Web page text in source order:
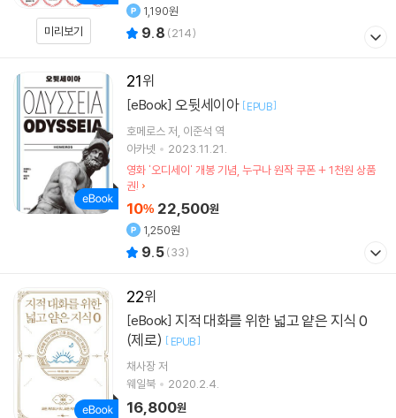
미리보기
1,190원
9.8 (214)
21
[eBook] 오뒷세이아 [EPUB]
호메로스저 이준석 역
아카넷
2023.11.21.
영화 '오디세이' 개봉 기념, 누구나 원작 쿠폰 + 1천원 상품
권!
10% 22,500원
1,250원
9.5(33)
22
[eBook] 지적 대화를 위한 넓고 얕은 지식 0
(제로) [ EPUB]
채사장저
웨일북
2020.2.4.
16,800원